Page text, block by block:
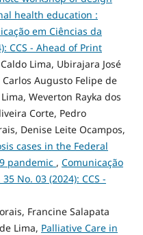
health education :
em Ciências da
CCS - Ahead of Print
Lima, Ubirajara José
Augusto Felipe de
Weverton Rayka dos
Corte, Pedro
Denise Leite Ocampos,
cases in the Federal
pandemic , Comunicação
No. 03 (2024): CCS -
Francine Salapata
Lima, Palliative Care in